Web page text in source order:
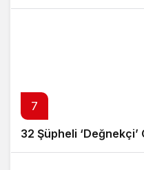
7
32 Şüpheli